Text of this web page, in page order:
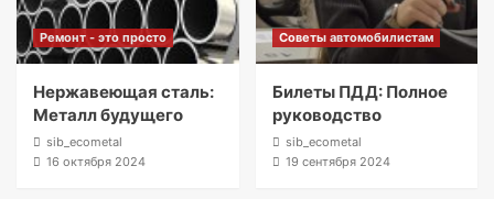
Ремонт - это просто
Нержавеющая сталь:
Металл будущего
sib_ecometal
16 октября 2024
Советы автомобилистам
Билеты ПДД: Полное
руководство
sib_ecometal
19 сентября 2024